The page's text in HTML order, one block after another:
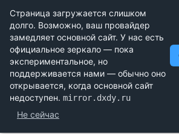
Научный форум
Математика, Физика, Computer
LaTeX, Механика и Техника,
Биология и Медицина, Экономика
Математика, Гуманитарные